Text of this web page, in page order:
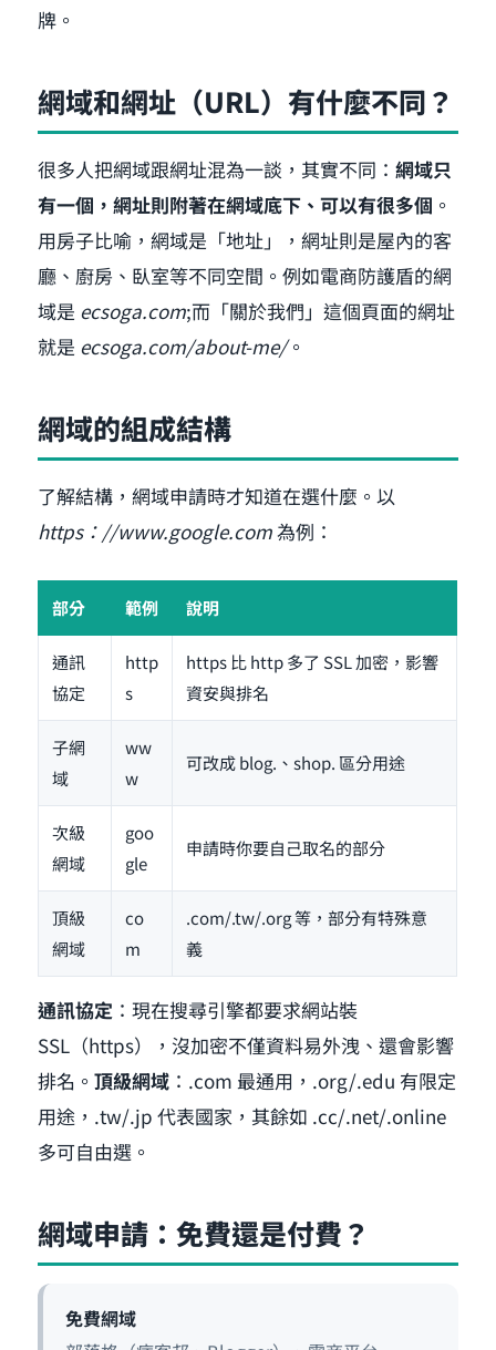
牌。
網域和網址（URL）有什麼不同？
很多人把網域跟網址混為一談，其實不同：網域只
有一個，網址則附著在網域底下、可以有很多個 。
用房子比喻，網域是「地址」，網址則是屋內的客
廳、廚房、臥室等不同空間。例如電商防護盾的網
域是 ecsoga.com;而「關於我們」這個頁面的網址
就是 ecsoga.com/about-me/。
網域的組成結構
了解結構，網域申請時才知道在選什麼。以
https：//www.google.com為例：
部分 範例 說明
通訊
協定
http
s
https 比 http 多了 SSL 加密，影響
資安與排名
子網
域
ww
w
可改成 blog.、shop. 區分用途
次級
網域
goo
gle
申請時你要自己取名的部分
頂級
網域
co
m
.com/.tw/.org 等，部分有特殊意
義
通訊協定 ：現在搜尋引擎都要求網站裝
SSL（https），沒加密不僅資料易外洩、還會影響
排名。頂級網域 ：.com 最通用，.org/.edu 有限定
用途，.tw/.jp 代表國家，其餘如 .cc/.net/.online
多可自由選。
網域申請：免費還是付費？
免費網域